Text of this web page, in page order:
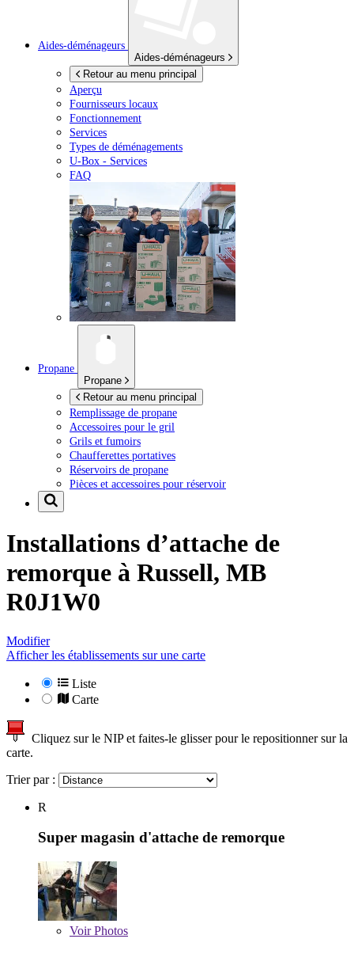
Aides-déménageurs
Aides-déménageurs
Retour au menu principal
Aperçu
Fournisseurs locaux
Fonctionnement
Services
Types de déménagements
U-Box - Services
FAQ
Propane
Propane
Retour au menu principal
Remplissage de propane
Accessoires pour le gril
Grils et fumoirs
Chaufferettes portatives
Réservoirs de propane
Pièces et accessoires pour réservoir
Installations d’attache de
remorque à Russell, MB
R0J1W0
Modifier
Afficher les établissements sur une carte
Liste
Carte
Cliquez sur le NIP et faites-le glisser pour le repositionner sur la
carte.
Trier par :
R
Super magasin d'attache de remorque
VoirPhotos